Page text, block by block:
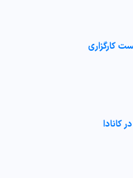
کارگزاری